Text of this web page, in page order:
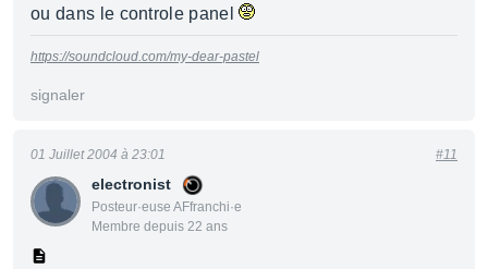
ou dans le controle panel
https://soundcloud.com/my-dear-pastel
signaler
electronist
Posteur·euse AFfranchi·e
Membre depuis 22 ans
01 Juillet 2004 à 23:01 #11